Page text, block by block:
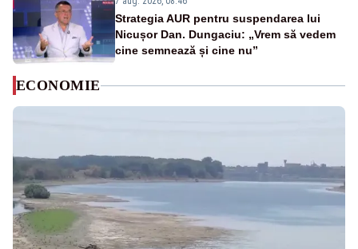
Strategia AUR pentru suspendarea lui
Nicușor Dan. Dungaciu: „Vrem să vedem
cine semnează și cine nu”
ECONOMIE